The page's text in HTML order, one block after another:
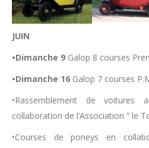
JUIN
•Dimanche 9 Galop 8 courses
•Dimanche 16 Galop 7 courses
•Rassemblement de voitures
collaboration de l’Association “ le
•Courses de poneys en